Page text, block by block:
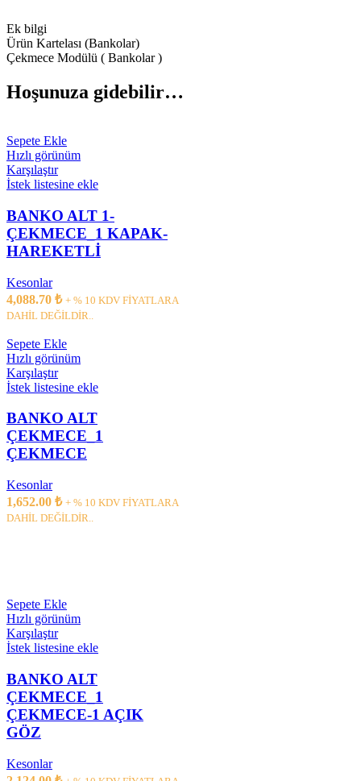
Ek bilgi
Ürün Kartelası (Bankolar)
Çekmece Modülü ( Bankolar )
Hoşunuza gidebilir…
Sepete Ekle
Hızlı görünüm
Karşılaştır
İstek listesine ekle
BANKO ALT 1-
ÇEKMECE_1 KAPAK-
HAREKETLİ
Kesonlar
4,088.70 ₺ + % 10 KDV FİYATLARA
DAHİL DEĞİLDİR..
Sepete Ekle
Hızlı görünüm
Karşılaştır
İstek listesine ekle
BANKO ALT
ÇEKMECE_1
ÇEKMECE
Kesonlar
1,652.00 ₺ + % 10 KDV FİYATLARA
DAHİL DEĞİLDİR..
Sepete Ekle
Hızlı görünüm
Karşılaştır
İstek listesine ekle
BANKO ALT
ÇEKMECE_1
ÇEKMECE-1 AÇIK
GÖZ
Kesonlar